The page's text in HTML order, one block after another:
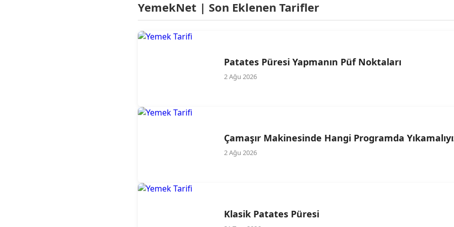
YemekNet | Son Eklenen Tarifler
Patates Püresi Yapmanın Püf Noktaları
2 Ağu 2026
Çamaşır Makinesinde Hangi Programda
2 Ağu 2026
Klasik Patates Püresi